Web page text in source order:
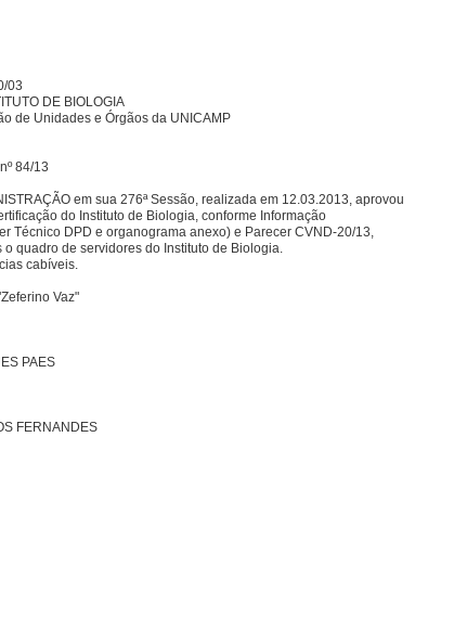
03
DE BIOLOGIA
de Unidades e Órgãos da UNICAMP
84/13
em sua 276ª Sessão, realizada em 12.03.2013, aprovou
do Instituto de Biologia, conforme Informação
Técnico DPD e organograma anexo) e Parecer CVND-20/13,
o quadro de servidores do Instituto de Biologia.
cabíveis.
Vaz"
PAES
FERNANDES